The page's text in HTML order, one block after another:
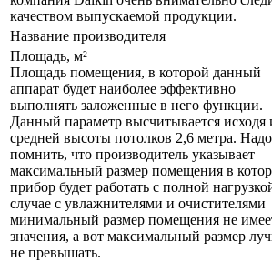
качеством выпускаемой продукции.
Название производителя
Площадь, м²
Площадь помещения, в которой данный
аппарат будет наиболее эффективно
выполнять заложенные в него функции.
Данный параметр высчитывается исходя
средней высоты потолков 2,6 метра. Надо
помнить, что производитель указывает
максимальный размер помещения в
прибор будет работать с полной
случае с увлажнителями и очистителями
минимальный размер помещения не
значения, а вот максимальный размер
не превышать.